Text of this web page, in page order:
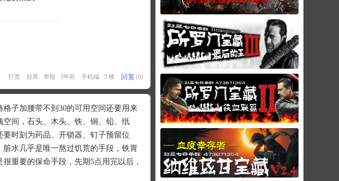
打赏 拉黑 举报 3年前 手机端 5 楼 回复 (0)
子加腰带不到30的可用空间还要用来
间，石头、木头、铁、铜、铅、纸
时刻为药品、开锁器、钉子预留位
水几乎是唯一熬过饥荒的手段，铁胃
重要的保命手段，先期5点用完以后，